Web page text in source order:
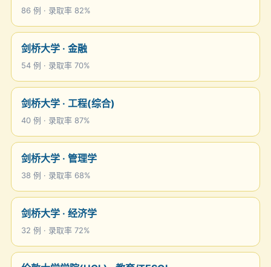
86 例 · 录取率 82%
剑桥大学 · 金融
54 例 · 录取率 70%
剑桥大学 · 工程(综合)
40 例 · 录取率 87%
剑桥大学 · 管理学
38 例 · 录取率 68%
剑桥大学 · 经济学
32 例 · 录取率 72%